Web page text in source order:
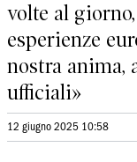
volte al
esperienze
nostra anima,
ufficiali»
12 giugno 2025 10:58